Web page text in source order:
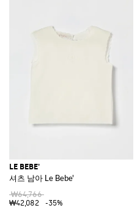
LE BEBE'
셔츠 남아 Le Bebe'
₩64,766
₩42,082
-35%